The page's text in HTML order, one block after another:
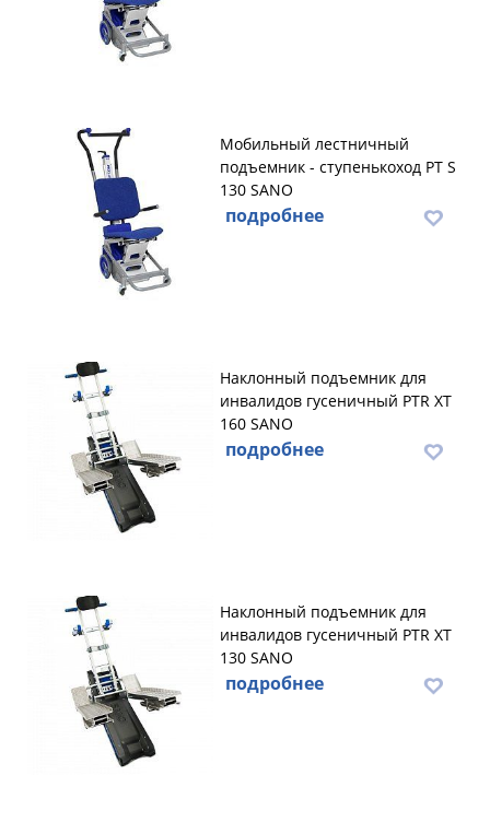
Мобильный лестничный
подъемник - ступенькоход PT S
130 SANO
подробнее
Наклонный подъемник для
инвалидов гусеничный PTR XT
160 SANO
подробнее
Наклонный подъемник для
инвалидов гусеничный PTR XT
130 SANO
подробнее